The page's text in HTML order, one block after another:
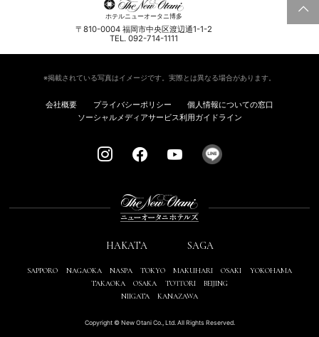
ホテルニューオータニ博多
〒810-0004 福岡市中央区渡辺通1-1-2
TEL. 092-714-1111
※掲載されている写真はイメージです。実際とは異なる場合があります。
会社概要 プライバシーポリシー
個人情報についての窓口
ソーシャルメディアサービス利用ガイドライン
HAKATA SAGA
SAPPORO NAGAOKA NASPA TOKYO MAKUHARI OSAKI
YOKOHAMA
TAKAOKA
OSAKA TOTTORI
BEIJING
NIIGATA
KANAZAWA
Copyright © New Otani Co., Ltd. All Rights Reserved.